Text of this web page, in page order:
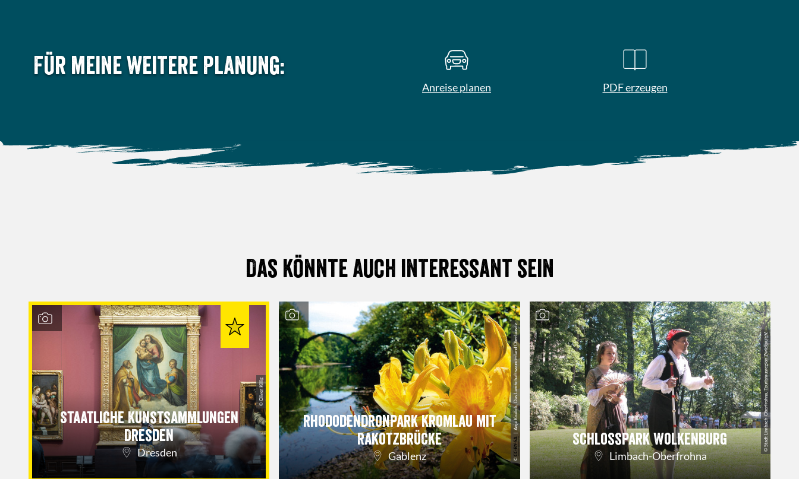
Für meine weitere Planung:
Anreise planen PDF erzeugen
Das könnte auch interessant sein
Staatliche Kunstsammlungen
Dresden
Dresden
© Oliver Killig
Rhododendronpark Kromlau mit
Rakotzbrücke
Gablenz ©
CC-BY-SA
| Anja Koalick, Das Landschaftswunderland Oberlausitz
Schlosspark Wolkenburg
Limbach-Oberfrohna
© Stadt Limbach-Oberfrohna, Tourismusregion Zwickau e.V.